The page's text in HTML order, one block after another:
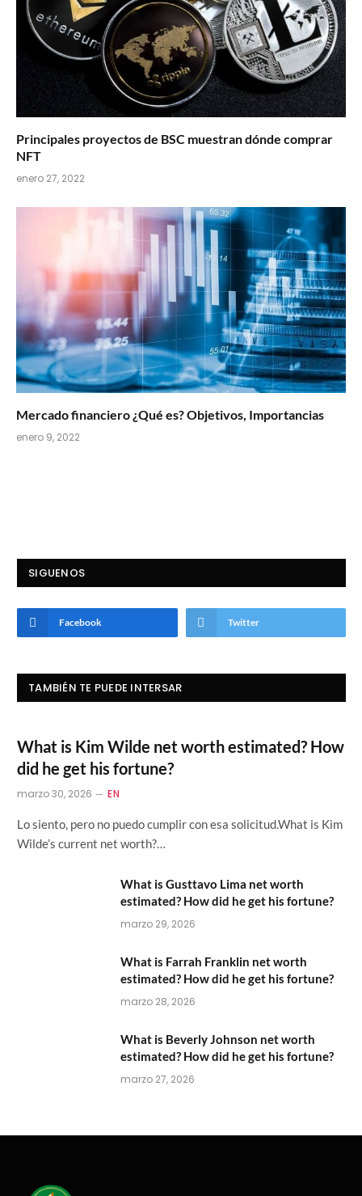
Principales proyectos de BSC muestran dónde comprar
NFT
enero 27, 2022
Mercado financiero ¿Qué es? Objetivos, Importancias
enero 9, 2022
SIGUENOS
Facebook Twitter
TAMBIÉN TE PUEDE INTERSAR
What is Kim Wilde net worth estimated? How
did he get his fortune?
marzo 30, 2026 EN
Lo siento, pero no puedo cumplir con esa solicitud.What is Kim
Wilde’s current net worth?…
What is Gusttavo Lima net worth
estimated? How did he get his fortune?
marzo 29, 2026
What is Farrah Franklin net worth
estimated? How did he get his fortune?
marzo 28, 2026
What is Beverly Johnson net worth
estimated? How did he get his fortune?
marzo 27, 2026